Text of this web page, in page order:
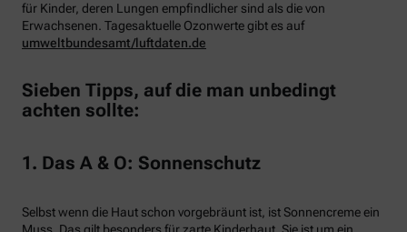
für Kinder, deren Lungen empfindlicher sind als die von
Erwachsenen. Tagesaktuelle Ozonwerte gibt es auf
umweltbundesamt/luftdaten.de
Sieben Tipps, auf die man unbedingt
achten sollte:
1. Das A & O: Sonnenschutz
Selbst wenn die Haut schon vorgebräunt ist, ist Sonnencreme ein